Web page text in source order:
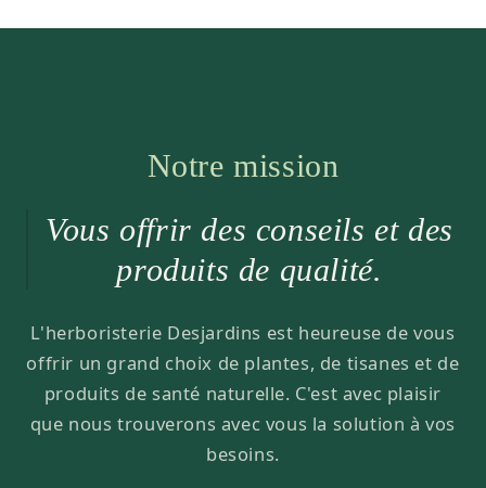
Notre mission
Vous offrir des conseils et des
produits de qualité.
L'herboristerie Desjardins est heureuse de vous
offrir un grand choix de plantes, de tisanes et de
produits de santé naturelle. C'est avec plaisir
que nous trouverons avec vous la solution à vos
besoins.